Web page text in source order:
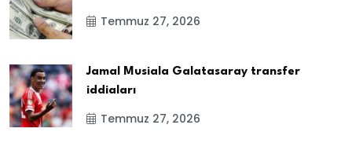
Temmuz 27, 2026
Jamal Musiala Galatasaray transfer
iddiaları
Temmuz 27, 2026